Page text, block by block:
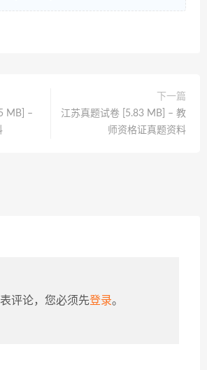
MB] –
下一篇
江苏真题试卷 [5.83 MB] – 教
师资格证真题资料
评论，您必须先登录。